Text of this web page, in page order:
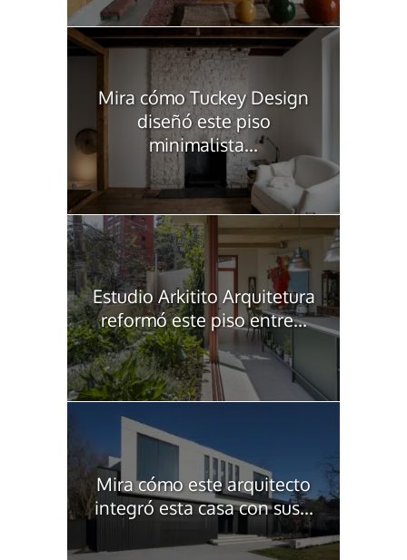
Mira cómo Tuckey Design
diseñó este piso
minimalista...
Estudio Arkitito Arquitetura
reformó este piso entre...
Mira cómo este arquitecto
integró esta casa con sus...